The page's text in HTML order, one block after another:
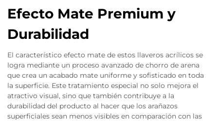
Efecto Mate Premium y
Durabilidad
El característico efecto mate de estos llaveros acrílicos se
logra mediante un proceso avanzado de chorro de arena
que crea un acabado mate uniforme y sofisticado en toda
la superficie. Este tratamiento especial no solo mejora el
atractivo visual, sino que también contribuye a la
durabilidad del producto al hacer que los arañazos
superficiales sean menos visibles en comparación con las